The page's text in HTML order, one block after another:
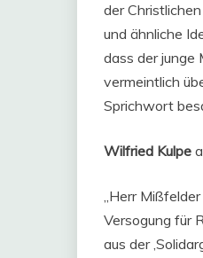
der
und ähnliche
dass der junge
vermeintlich
Sprichwort
Wilfried Kulpe
„Herr
Versogung für
aus der